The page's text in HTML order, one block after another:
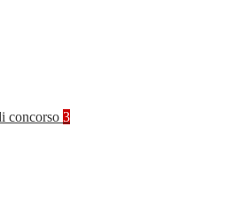
concorso 3